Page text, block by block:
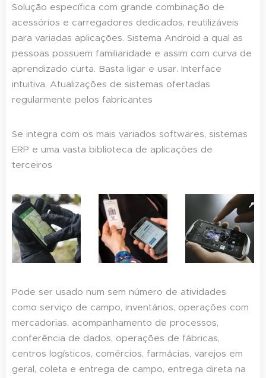
Solução específica com grande combinação de
acessórios e carregadores dedicados, reutilizáveis
para variadas aplicações. Sistema Android a qual as
pessoas possuem familiaridade e assim com curva de
aprendizado curta. Basta ligar e usar. Interface
intuitiva. Atualizações de sistemas ofertadas
regularmente pelos fabricantes
Se integra com os mais variados softwares, sistemas
ERP e uma vasta biblioteca de aplicações de
terceiros
Pode ser usado num sem número de atividades
como serviço de campo, inventários, operações com
mercadorias, acompanhamento de processos,
conferência de dados, operações de fábricas,
centros logísticos, comércios, farmácias, varejos em
geral, coleta e entrega de campo, entrega direta na